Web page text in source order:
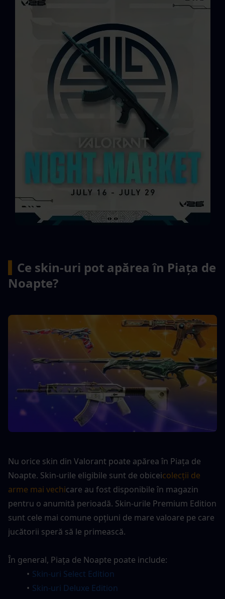
Ce skin-uri pot apărea în Piața de
Noapte?
Nu orice skin din Valorant poate apărea în Piața de
Noapte. Skin-urile eligibile sunt de obiceicolecții de
arme mai vechicare au fost disponibile în magazin
pentru o anumită perioadă. Skin-urile Premium Edition
sunt cele mai comune opțiuni de mare valoare pe care
jucătorii speră să le primească.
În general, Piața de Noapte poate include:
Skin-uri Select Edition
Skin-uri Deluxe Edition